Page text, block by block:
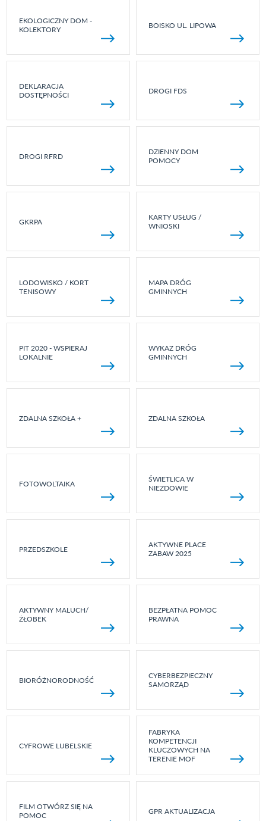
EKOLOGICZNY DOM -
KOLEKTORY
BOISKO UL. LIPOWA
DEKLARACJA
DOSTĘPNOŚCI
DROGI FDS
DROGI RFRD
DZIENNY DOM
POMOCY
GKRPA
KARTY USŁUG /
WNIOSKI
LODOWISKO / KORT
TENISOWY
MAPA DRÓG
GMINNYCH
PIT 2020 - WSPIERAJ
LOKALNIE
WYKAZ DRÓG
GMINNYCH
ZDALNA SZKOŁA + ZDALNA SZKOŁA
FOTOWOLTAIKA
ŚWIETLICA W
NIEZDOWIE
PRZEDSZKOLE
AKTYWNE PLACE
ZABAW 2025
AKTYWNY MALUCH/
ŻŁOBEK
BEZPŁATNA POMOC
PRAWNA
BIORÓŻNORODNOŚĆ
CYBERBEZPIECZNY
SAMORZĄD
CYFROWE LUBELSKIE
FABRYKA
KOMPETENCJI
KLUCZOWYCH NA
TERENIE MOF
FILM OTWÓRZ SIĘ NA
POMOC
GPR AKTUALIZACJA